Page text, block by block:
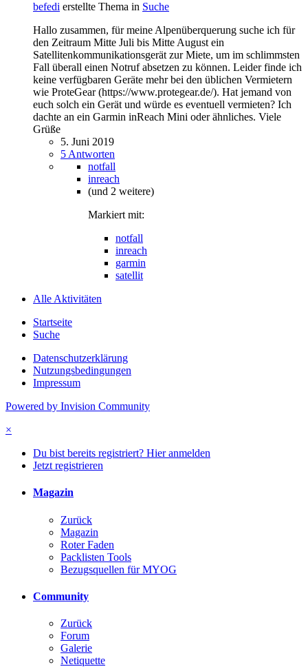
befedi erstellte Thema in Suche
Hallo zusammen, für meine Alpenüberquerung suche ich für
den Zeitraum Mitte Juli bis Mitte August ein
Satellitenkommunikationsgerät zur Miete, um im schlimmsten
Fall überall einen Notruf absetzen zu können. Leider finde ich
keine verfügbaren Geräte mehr bei den üblichen Vermietern
wie ProteGear (https://www.protegear.de/). Hat jemand von
euch solch ein Gerät und würde es eventuell vermieten? Ich
dachte an ein Garmin inReach Mini oder ähnliches. Viele
Grüße
5. Juni 2019
5 Antworten
notfall
inreach
(und 2 weitere)
Markiert mit:
notfall
inreach
garmin
satellit
Alle Aktivitäten
Startseite
Suche
Datenschutzerklärung
Nutzungsbedingungen
Impressum
Powered by Invision Community
×
Du bist bereits registriert? Hier anmelden
Jetzt registrieren
Magazin
Zurück
Magazin
Roter Faden
Packlisten Tools
Bezugsquellen für MYOG
Community
Zurück
Forum
Galerie
Netiquette